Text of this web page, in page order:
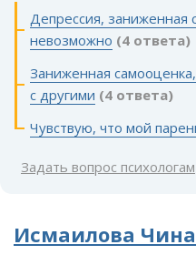
Депрессия, заниженная
невозможно (4 ответа)
Заниженная
с другими (4 ответа)
Чувствую, что мой
Задать вопрос психологам
Исмаилова